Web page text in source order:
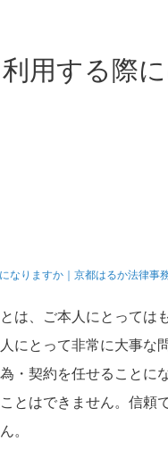
用する際
なりますか｜京都はるか法律事
は、ご本人にとっては
にとって非常に大事な
・契約を任せることに
とはできません。信頼
。